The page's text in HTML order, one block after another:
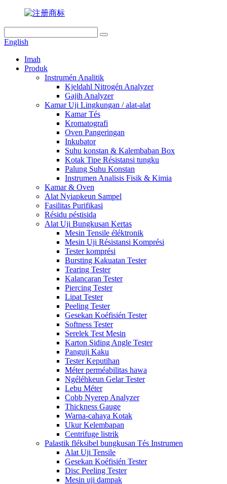
English
Imah
Produk
Instrumén Analitik
Kjeldahl Nitrogén Analyzer
Gajih Analyzer
Kamar Uji Lingkungan / alat-alat
Kamar Tés
Kromatografi
Oven Pangeringan
Inkubator
Suhu konstan & Kalembaban Box
Kotak Tipe Résistansi tungku
Palung Suhu Konstan
Instrumen Analisis Fisik & Kimia
Kamar & Oven
Alat Nyiapkeun Sampel
Fasilitas Purifikasi
Résidu péstisida
Alat Uji Bungkusan Kertas
Mesin Tensile éléktronik
Mesin Uji Résistansi Komprési
Tester komprési
Bursting Kakuatan Tester
Tearing Tester
Kalancaran Tester
Piercing Tester
Lipat Tester
Peeling Tester
Gesekan Koéfisién Tester
Softness Tester
Serelek Test Mesin
Karton Siding Angle Tester
Panguji Kaku
Tester Keputihan
Méter perméabilitas hawa
Ngéléhkeun Gelar Tester
Lebu Méter
Cobb Nyerep Analyzer
Thickness Gauge
Warna-cahaya Kotak
Ukur Kelembapan
Centrifuge listrik
Palastik fléksibel bungkusan Tés Instrumen
Alat Uji Tensile
Gesekan Koéfisién Tester
Disc Peeling Tester
Mesin uji dampak